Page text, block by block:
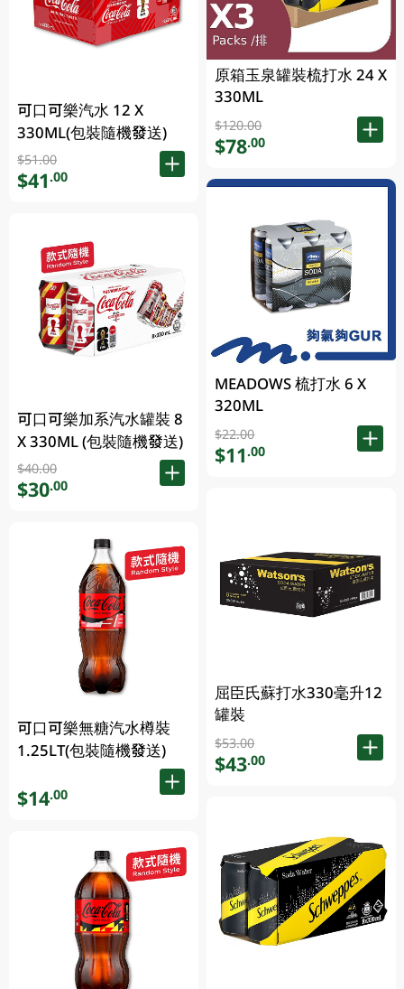
可口可樂汽水 12 X
330ML(包裝隨機發送)
$51.00
$41.00
可口可樂加系汽水罐裝 8
X 330ML (包裝隨機發送)
$40.00
$30.00
可口可樂無糖汽水樽裝
1.25LT(包裝隨機發送)
$14.00
原箱玉泉罐裝梳打水 24 X
330ML
$120.00
$78.00
MEADOWS 梳打水 6 X
320ML
$22.00
$11.00
屈臣氏蘇打水330毫升12
罐裝
$53.00
$43.00